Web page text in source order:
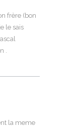
frère (bon
le sais
.
la meme